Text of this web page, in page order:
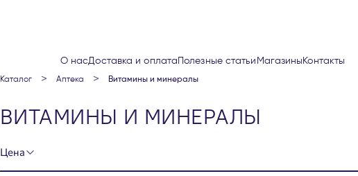
О насДоставка и оплата Полезные статьи Магазины Контакты
каталог аптека витамины и минералы
ВИТАМИНЫ И МИНЕРАЛЫ
Цена